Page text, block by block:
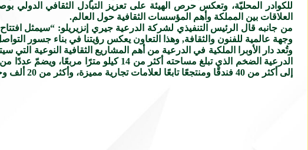
العلاقات بين المملكة وأهم المؤسسات الثقافية حول العالم.
من جانبه قال الرئيس التنفيذي لشركة الدرعية جيري إنزيريلو: “سيمثل
وجهة عالمية للفنون والثقافة, وهذا التعاون يعكس رؤيتنا في بناء جسور
وتُعد دار الأوبرا الملكية في الدرعية من أهم المشاريع الثقافية النوعية
إلى أكثر من 40 فندقًا ومنتجعًا تابعًا لعلامات تجارية مميزة، وأكثر من 20 ألف وحدة سكنية.